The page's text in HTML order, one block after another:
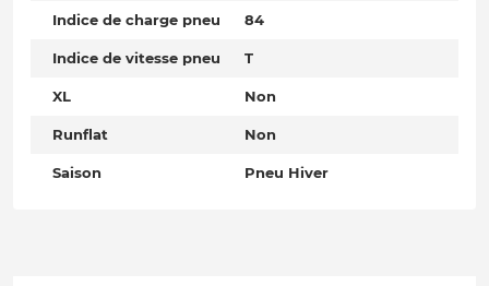
Indice de charge pneu 84
Indice de vitesse pneu T
XL Non
Runflat Non
Saison Pneu Hiver